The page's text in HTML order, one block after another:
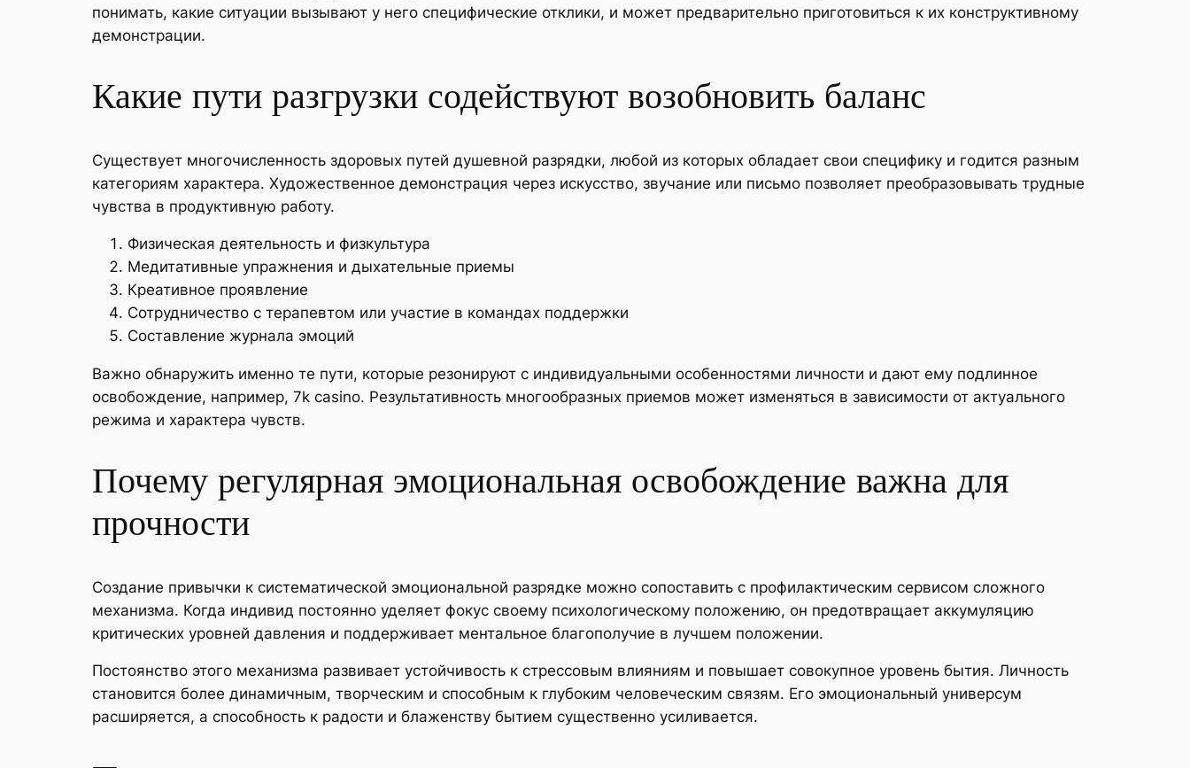
понимать, какие ситуации вызывают у него специфические отклики, и может предварительно приготовиться к их конструктивному
демонстрации.
Какие пути разгрузки содействуют возобновить баланс
Существует многочисленность здоровых путей душевной разрядки, любой из которых обладает свои специфику и годится разным
категориям характера. Художественное демонстрация через искусство, звучание или письмо позволяет преобразовывать трудные
чувства в продуктивную работу.
Физическая деятельность и физкультура
Медитативные упражнения и дыхательные приемы
Креативное проявление
Сотрудничество с терапевтом или участие в командах поддержки
Составление журнала эмоций
Важно обнаружить именно те пути, которые резонируют с индивидуальными особенностями личности и дают ему подлинное
освобождение, например, 7k casino. Результативность многообразных приемов может изменяться в зависимости от актуального
режима и характера чувств.
Почему регулярная эмоциональная освобождение важна для
прочности
Создание привычки к систематической эмоциональной разрядке можно сопоставить с профилактическим сервисом сложного
механизма. Когда индивид постоянно уделяет фокус своему психологическому положению, он предотвращает аккумуляцию
критических уровней давления и поддерживает ментальное благополучие в лучшем положении.
Постоянство этого механизма развивает устойчивость к стрессовым влияниям и повышает совокупное уровень бытия. Личность
становится более динамичным, творческим и способным к глубоким человеческим связям. Его эмоциональный универсум
расширяется, а способность к радости и блаженству бытием существенно усиливается.